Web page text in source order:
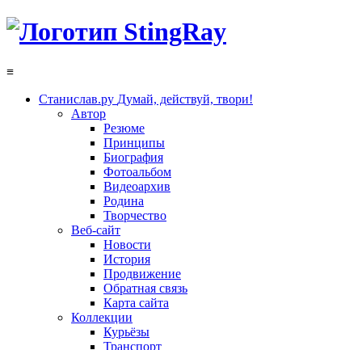
≡
Станислав.ру Думай, действуй, твори!
Автор
Резюме
Принципы
Биография
Фотоальбом
Видеоархив
Родина
Творчество
Веб-сайт
Новости
История
Продвижение
Обратная связь
Карта сайта
Коллекции
Курьёзы
Транспорт